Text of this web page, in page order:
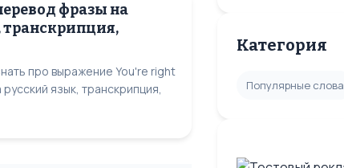
фразы на
транскрипция,
про выражение You're right
язык, транскрипция,
Категория
Популярные слова